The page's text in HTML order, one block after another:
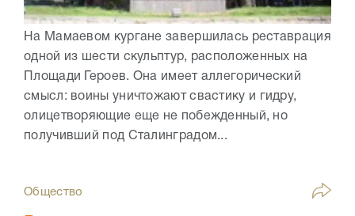
На Мамаевом кургане завершилась реставрация
одной из шести скульптур, расположенных на
Площади Героев. Она имеет аллегорический
смысл: воины уничтожают свастику и гидру,
олицетворяющие еще не побежденный, но
получивший под Сталинградом...
Общество